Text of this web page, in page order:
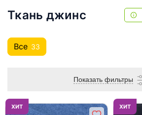
Ткань джинс
Все 33
Показать фильтры
ХИТ ХИТ